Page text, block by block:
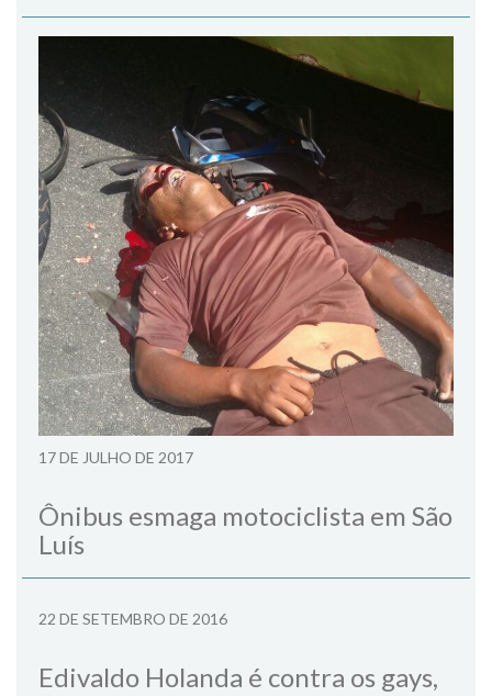
17 DE JULHO DE 2017
Ônibus esmaga motociclista em São
Luís
22 DE SETEMBRO DE 2016
Edivaldo Holanda é contra os gays,